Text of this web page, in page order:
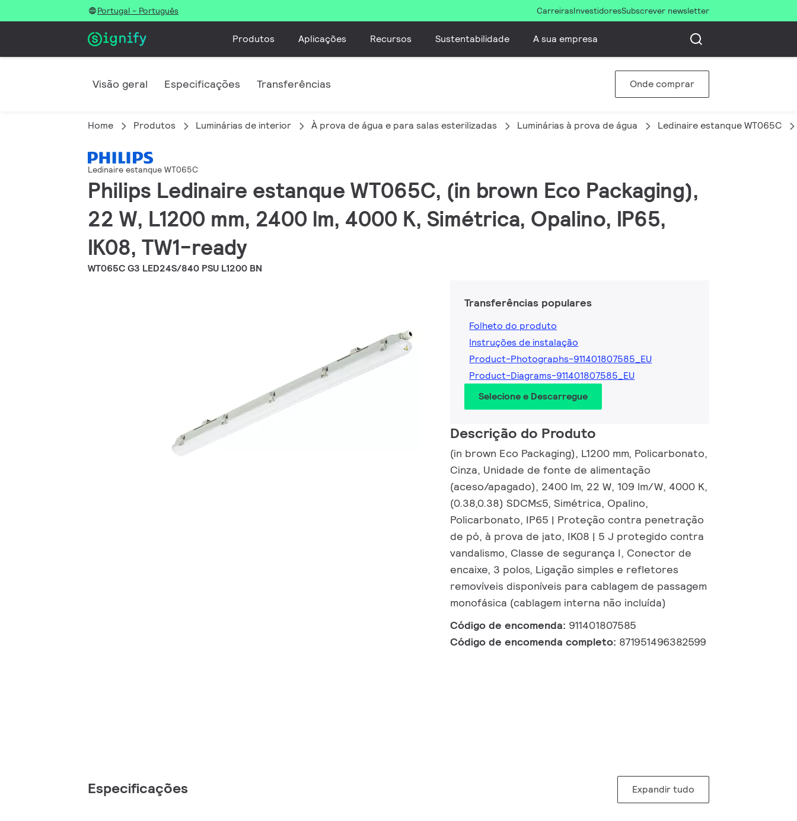
Portugal - Português CarreirasInvestidoresSubscrever newsletter
Produtos Aplicações Recursos Sustentabilidade A sua empresa
Visão geral Especificações Transferências Onde comprar
Home Produtos Luminárias de interior À prova de água e para salas esterilizadas Luminárias à prova de água Ledinaire estanque WT065C
Ledinaire estanque WT065C
Philips Ledinaire estanque WT065C, (in brown Eco Packaging),
22 W, L1200 mm, 2400 lm, 4000 K, Simétrica, Opalino, IP65,
IK08, TW1-ready
WT065C G3 LED24S/840 PSU L1200 BN
Transferências populares
Folheto do produto
Instruções de instalação
Product-Photographs-911401807585_EU
Product-Diagrams-911401807585_EU
Selecione e Descarregue
Descrição do Produto
(in brown Eco Packaging), L1200 mm, Policarbonato,
Cinza, Unidade de fonte de alimentação
(aceso/apagado), 2400 lm, 22 W, 109 lm/W, 4000 K,
(0.38,0.38) SDCM≤5, Simétrica, Opalino,
Policarbonato, IP65 | Proteção contra penetração
de pó, à prova de jato, IK08 | 5 J protegido contra
vandalismo, Classe de segurança I, Conector de
encaixe, 3 polos, Ligação simples e refletores
removíveis disponíveis para cablagem de passagem
monofásica (cablagem interna não incluída)
Código de encomenda: 911401807585
Código de encomenda completo: 871951496382599
Especificações Expandir tudo